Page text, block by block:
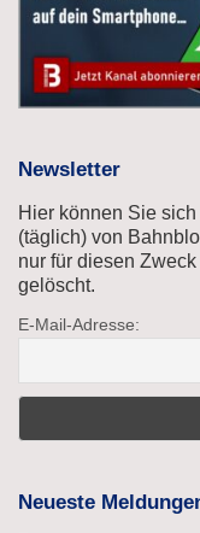
Newsletter
Hier können Sie
(täglich) von
nur für diesen
gelöscht.
E-Mail-Adresse:
Neueste